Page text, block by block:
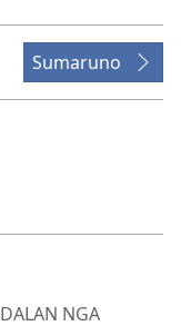
download
kadagiti
video
Sumaruno
NGA